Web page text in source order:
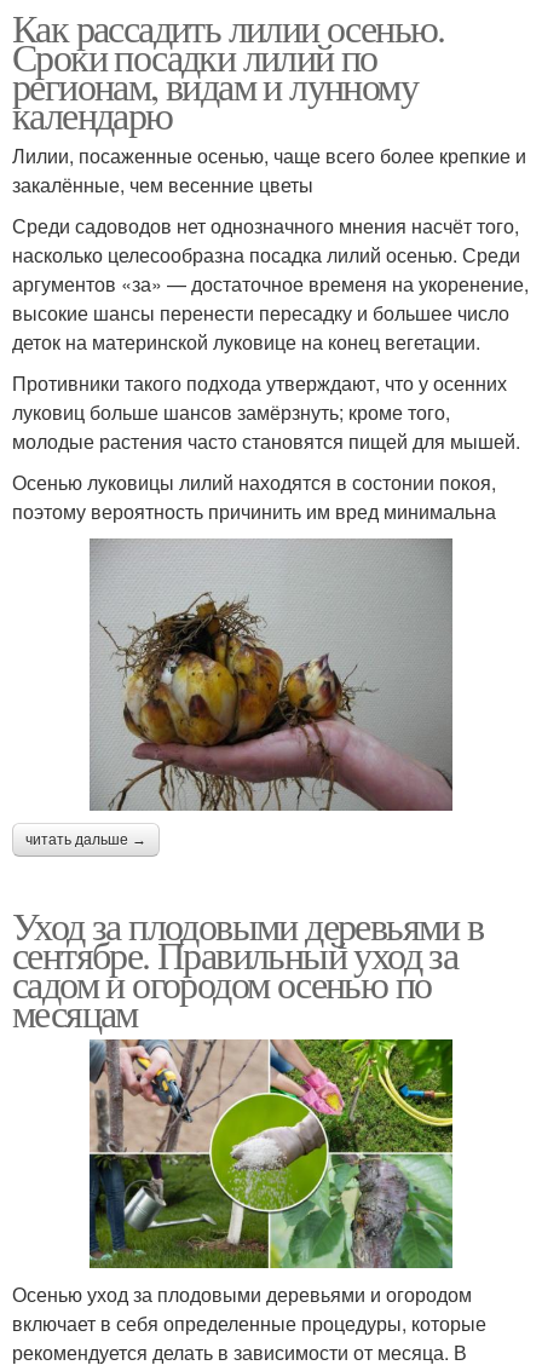
Как рассадить лилии осенью.
Сроки посадки лилий по
регионам, видам и лунному
календарю
Лилии, посаженные осенью, чаще всего более крепкие и
закалённые, чем весенние цветы
Среди садоводов нет однозначного мнения насчёт того,
насколько целесообразна посадка лилий осенью. Среди
аргументов «за» — достаточное временя на укоренение,
высокие шансы перенести пересадку и большее число
деток на материнской луковице на конец вегетации.
Противники такого подхода утверждают, что у осенних
луковиц больше шансов замёрзнуть; кроме того,
молодые растения часто становятся пищей для мышей.
Осенью луковицы лилий находятся в состонии покоя,
поэтому вероятность причинить им вред минимальна
читать дальше →
Уход за плодовыми деревьями в
сентябре. Правильный уход за
садом и огородом осенью по
месяцам
Осенью уход за плодовыми деревьями и огородом
включает в себя определенные процедуры, которые
рекомендуется делать в зависимости от месяца. В